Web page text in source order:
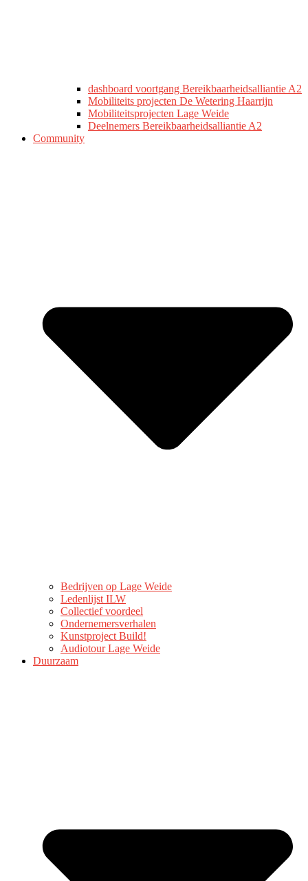
dashboard voortgang Bereikbaarheidsalliantie A2
Mobiliteits projecten De Wetering Haarrijn
Mobiliteitsprojecten Lage Weide
Deelnemers Bereikbaarheidsalliantie A2
Community
Bedrijven op Lage Weide
Ledenlijst ILW
Collectief voordeel
Ondernemersverhalen
Kunstproject Build!
Audiotour Lage Weide
Duurzaam